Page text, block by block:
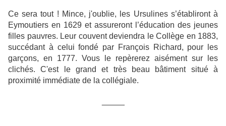
Ce sera tout ! Mince, j'oublie, les Ursulines s’établiront à
Eymoutiers en 1629 et assureront l’éducation des jeunes
filles pauvres. Leur couvent deviendra le Collège en 1883,
succédant à celui fondé par François Richard, pour les
garçons, en 1777. Vous le repèrerez aisément sur les
clichés. C'est le grand et très beau bâtiment situé à
proximité immédiate de la collégiale.